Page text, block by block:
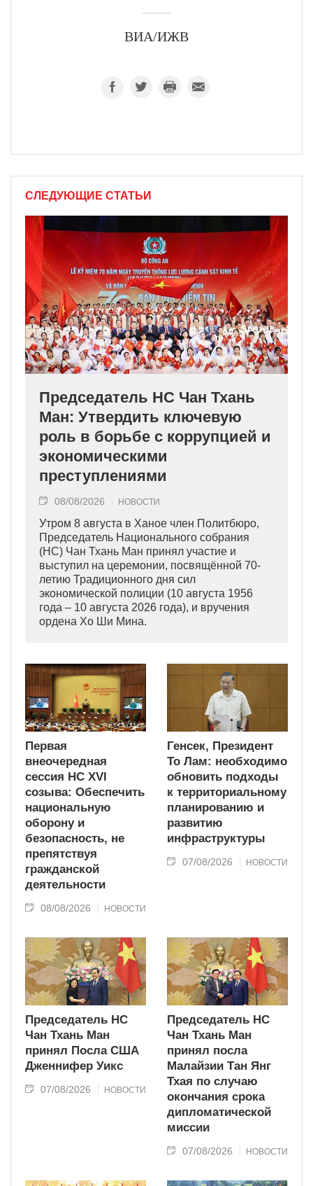
ВИА/ИЖВ
СЛЕДУЮЩИЕ СТАТЬИ
Председатель НС Чан Тхань
Ман: Утвердить ключевую
роль в борьбе с коррупцией и
экономическими
преступлениями
08/08/2026 НОВОСТИ
Утром 8 августа в Ханое член Политбюро,
Председатель Национального собрания
(НС) Чан Тхань Ман принял участие и
выступил на церемонии, посвящённой 70-
летию Традиционного дня сил
экономической полиции (10 августа 1956
года – 10 августа 2026 года), и вручения
ордена Хо Ши Мина.
Первая
внеочередная
сессия НС XVI
созыва: Обеспечить
национальную
оборону и
безопасность, не
препятствуя
гражданской
деятельности
08/08/2026 НОВОСТИ
Генсек, Президент
То Лам: необходимо
обновить подходы
к территориальному
планированию и
развитию
инфраструктуры
07/08/2026 НОВОСТИ
Председатель НС
Чан Тхань Ман
принял Посла США
Дженнифер Уикс
07/08/2026 НОВОСТИ
Председатель НС
Чан Тхань Ман
принял посла
Малайзии Тан Янг
Тхая по случаю
окончания срока
дипломатической
миссии
07/08/2026 НОВОСТИ